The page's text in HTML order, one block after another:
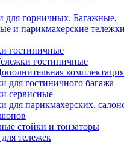
для горничных. Багажные,
и парикмахерские
гостиничные
гостиничные
комплектация
для гостиничного багажа
сервисные
для парикмахерских,
стойки и тонзаторы
тележек